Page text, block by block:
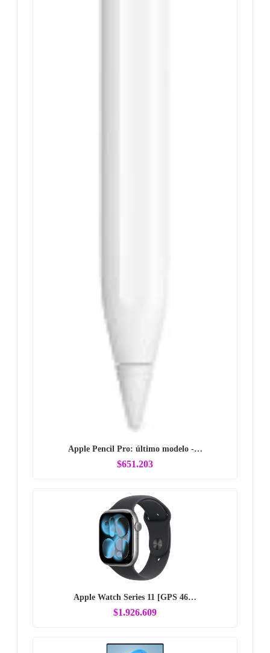
Apple Pencil Pro: último modelo -…
$651.203
Apple Watch Series 11 [GPS 46…
$1.926.609